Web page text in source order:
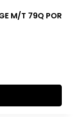
M/T 79Q POR